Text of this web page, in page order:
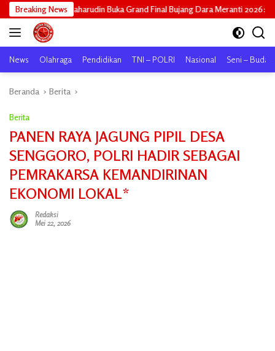
Langsung
ke
konten
Breaking News
Buka Grand Final Bujang Dara Meranti 2026: Cetak Generasi Unggul
News Olahraga Pendidikan TNI – POLRI Nasional Seni –
Beranda Berita
Berita
PANEN RAYA JAGUNG PIPIL DESA
SENGGORO, POLRI HADIR SEBAGAI
PEMRAKARSA KEMANDIRINAN
EKONOMI LOKAL*
Redaksi
Mei 22, 2026